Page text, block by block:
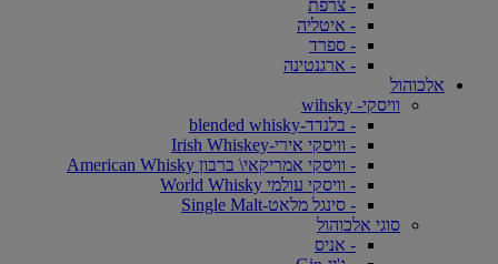
- צרפת
- איטליה
- ספרד
- ארגנטינה
אלכוהול
וויסקי- wihsky
- בלנדד-blended whisky
- וויסקי אירי-Irish Whiskey
- וויסקי אמריקאי\ ברבון American Whisky
- וויסקי עולמי World Whisky
- סינגל מלאט-Single Malt
סוגי אלכוהול
- אניס